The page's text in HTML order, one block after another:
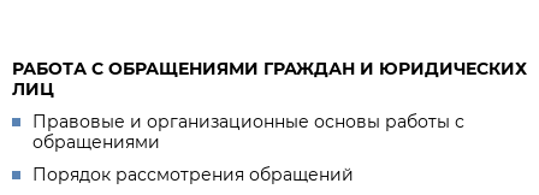
РАБОТА С ОБРАЩЕНИЯМИ ГРАЖДАН И ЮРИДИЧЕСКИХ
ЛИЦ
Правовые и организационные основы работы с
обращениями
Порядок рассмотрения обращений